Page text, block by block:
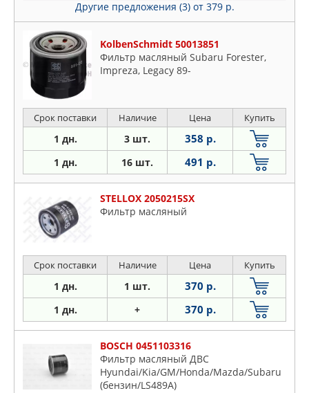
Другие предложения (3) от 379 р.
KolbenSchmidt 50013851
Фильтр масляный Subaru Forester,
Impreza, Legacy 89-
Срок поставки Наличие Цена Купить
1 дн. 3 шт. 358 р.
1 дн. 16 шт. 491 р.
STELLOX 2050215SX
Фильтр масляный
Срок поставки Наличие Цена Купить
1 дн. 1 шт. 370 р.
1 дн. + 370 р.
BOSCH 0451103316
Фильтр масляный ДВС
Hyundai/Kia/GM/Honda/Mazda/Subaru
(бензин/LS489A)